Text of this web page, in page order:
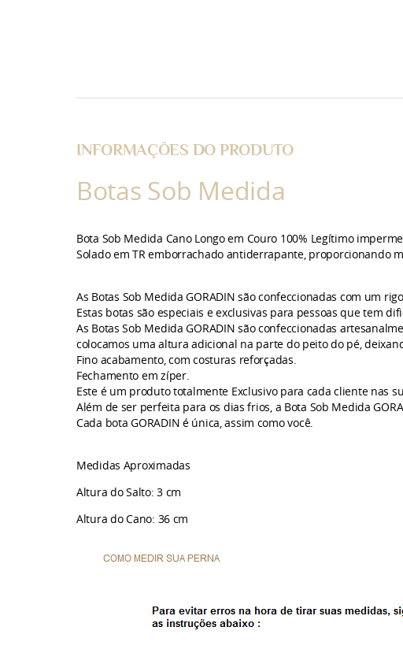
INFORMAÇÕES DO PRODUTO
Botas Sob Medida
Bota Sob Medida Cano Longo em Couro 100% Legítimo
Solado em TR emborrachado antiderrapante, proporcionando
As Botas Sob Medida GORADIN são confeccionadas com um
Estas botas são especiais e exclusivas para pessoas que tem
As Botas Sob Medida GORADIN são confeccionadas
colocamos uma altura adicional na parte do peito do pé,
Fino acabamento, com costuras reforçadas.
Fechamento em zíper.
Este é um produto totalmente Exclusivo para cada cliente nas
Além de ser perfeita para os dias frios, a Bota Sob Medida
Cada bota GORADIN é única, assim como você.
Medidas Aproximadas
Altura do Salto: 3 cm
Altura do Cano: 36 cm